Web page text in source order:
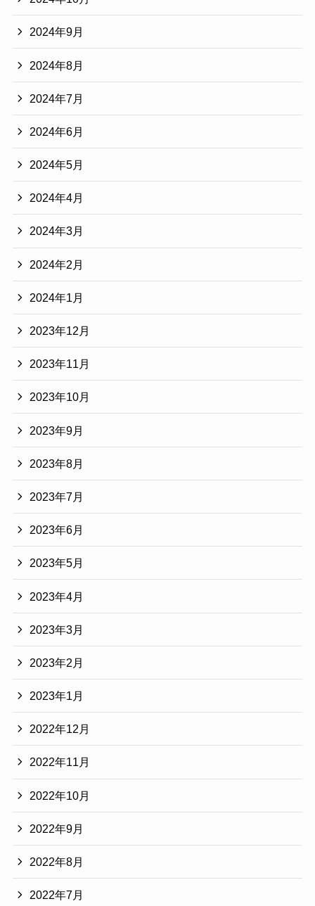
2024年9月
2024年8月
2024年7月
2024年6月
2024年5月
2024年4月
2024年3月
2024年2月
2024年1月
2023年12月
2023年11月
2023年10月
2023年9月
2023年8月
2023年7月
2023年6月
2023年5月
2023年4月
2023年3月
2023年2月
2023年1月
2022年12月
2022年11月
2022年10月
2022年9月
2022年8月
2022年7月